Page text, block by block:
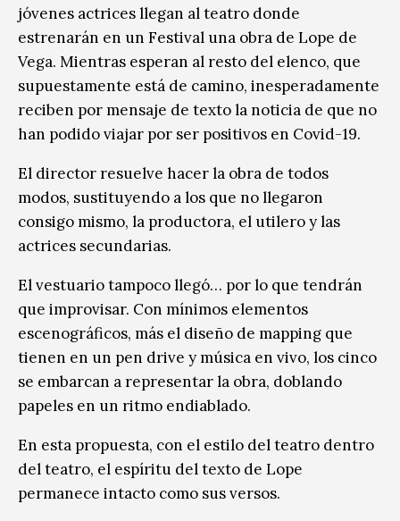
jóvenes actrices llegan al teatro donde
estrenarán en un Festival una obra de Lope de
Vega. Mientras esperan al resto del elenco, que
supuestamente está de camino, inesperadamente
reciben por mensaje de texto la noticia de que no
han podido viajar por ser positivos en Covid-19.
El director resuelve hacer la obra de todos
modos, sustituyendo a los que no llegaron
consigo mismo, la productora, el utilero y las
actrices secundarias.
El vestuario tampoco llegó… por lo que tendrán
que improvisar. Con mínimos elementos
escenográficos, más el diseño de mapping que
tienen en un pen drive y música en vivo, los cinco
se embarcan a representar la obra, doblando
papeles en un ritmo endiablado.
En esta propuesta, con el estilo del teatro dentro
del teatro, el espíritu del texto de Lope
permanece intacto como sus versos.